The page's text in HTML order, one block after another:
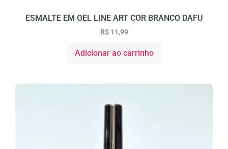
ESMALTE EM GEL LINE ART COR BRANCO DAFU
R$11,99
Adicionar ao carrinho